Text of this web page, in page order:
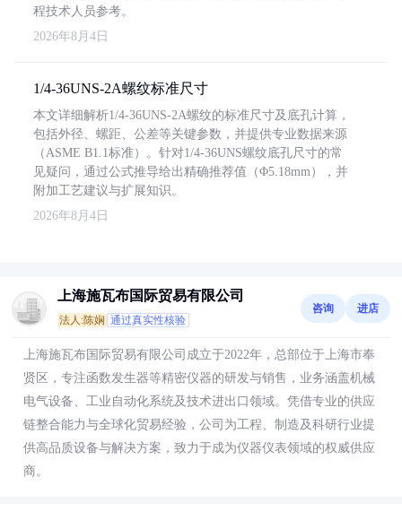
程技术人员参考。
2026年8月4日
1/4-36UNS-2A螺纹标准尺寸
本文详细解析1/4-36UNS-2A螺纹的标准尺寸及底孔计算，
包括外径、螺距、公差等关键参数，并提供专业数据来源
（ASME B1.1标准）。针对1/4-36UNS螺纹底孔尺寸的常
见疑问，通过公式推导给出精确推荐值（Φ5.18mm），并
附加工艺建议与扩展知识。
2026年8月4日
上海施瓦布国际贸易有限公司
法人:陈娴 通过真实性核验
咨询 进店
上海施瓦布国际贸易有限公司成立于2022年，总部位于上海市奉
贤区，专注函数发生器等精密仪器的研发与销售，业务涵盖机械
电气设备、工业自动化系统及技术进出口领域。凭借专业的供应
链整合能力与全球化贸易经验，公司为工程、制造及科研行业提
供高品质设备与解决方案，致力于成为仪器仪表领域的权威供应
商。